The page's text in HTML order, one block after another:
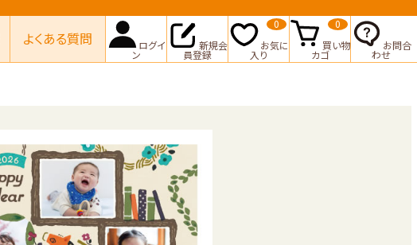
よくある質問 ログイ
ン
新規会
員登録
お気に
入り
0
買い物
カゴ
0
お問合
わせ